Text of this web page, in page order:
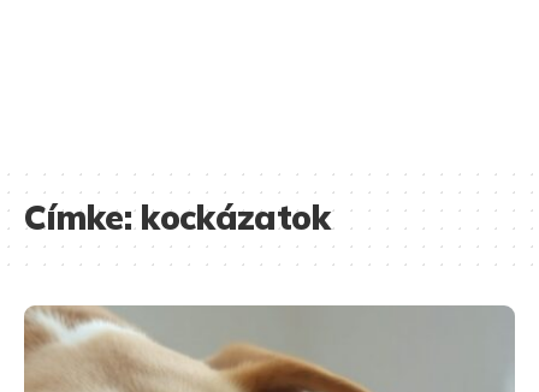
Címke:kockázatok